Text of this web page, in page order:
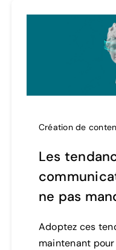
Création de
Les
ne pas
Adoptez ces
maintenant